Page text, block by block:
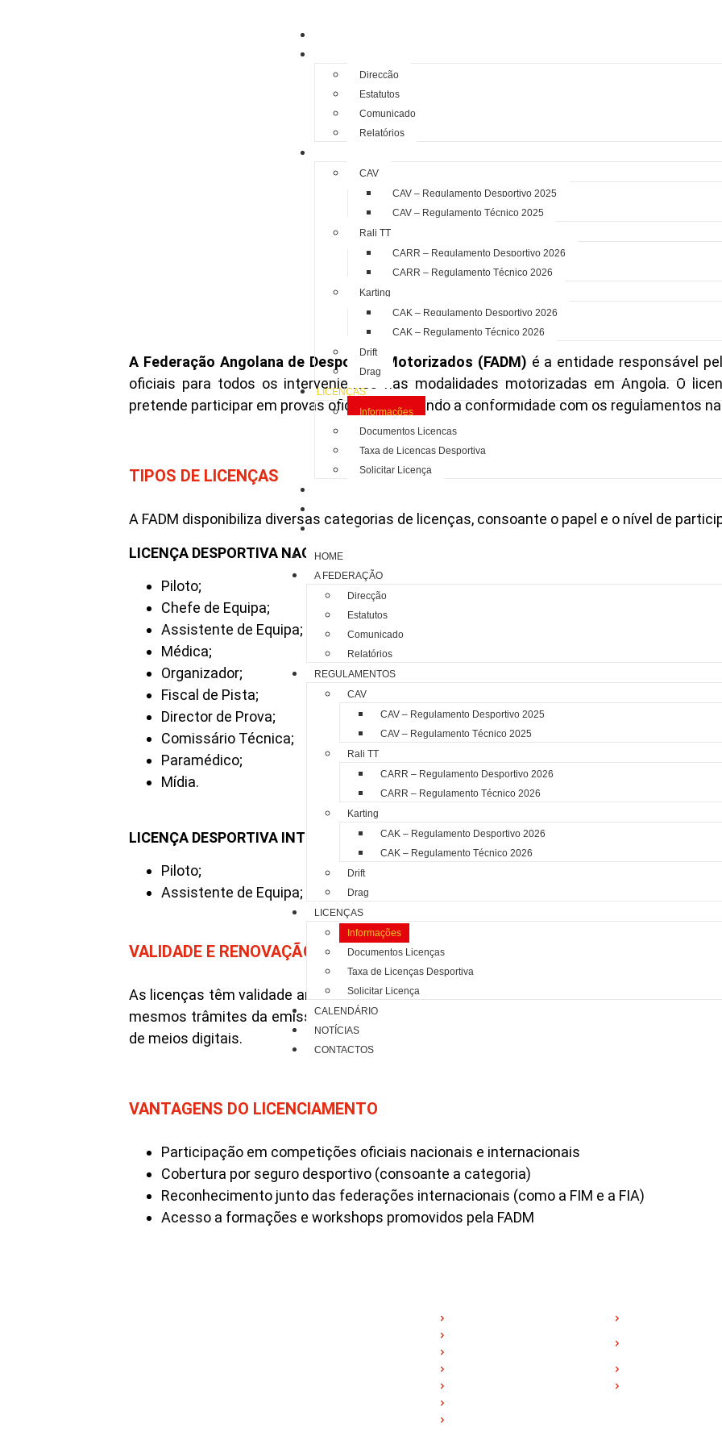
Direcção
Estatutos
Comunicado
Relatórios
CAV
CAV – Regulamento Desportivo 2025
CAV – Regulamento Técnico 2025
Rali TT
CARR – Regulamento Desportivo 2026
CARR – Regulamento Técnico 2026
Karting
CAK – Regulamento Desportivo 2026
CAK – Regulamento Técnico 2026
Drift
Drag
LICENÇAS
Informações
Documentos Licenças
Taxa de Licenças Desportiva
Solicitar Licença
CONTACTOS
HOME
A FEDERAÇÃO
Direcção
Estatutos
Comunicado
Relatórios
REGULAMENTOS
CAV
CAV – Regulamento Desportivo 2025
CAV – Regulamento Técnico 2025
Rali TT
CARR – Regulamento Desportivo 2026
CARR – Regulamento Técnico 2026
Karting
CAK – Regulamento Desportivo 2026
CAK – Regulamento Técnico 2026
Drift
Drag
LICENÇAS
Informações
Documentos Licenças
Taxa de Licenças Desportiva
Solicitar Licença
CALENDÁRIO
NOTÍCIAS
CONTACTOS
INFORMAÇÕES LICENÇAS
A Federação Angolana de Desportos Motorizados (FADM) é a entidade responsável
oficiais para todos os intervenientes nas modalidades motorizadas em Angola. O
pretende participar em provas oficiais, garantindo a conformidade com os regulamentos
TIPOS DE LICENÇAS
A FADM disponibiliza diversas categorias de licenças, consoante o papel e o nível de
LICENÇA DESPORTIVA NACIONAL:
Piloto;
Chefe de Equipa;
Assistente de Equipa;
Médica;
Organizador;
Fiscal de Pista;
Director de Prova;
Comissário Técnica;
Paramédico;
Mídia.
LICENÇA DESPORTIVA INTERNACIONAL:
Piloto;
Assistente de Equipa;
VALIDADE E RENOVAÇÃO
As licenças têm validade anual e devem ser renovadas no início de cada época
mesmos trâmites da emissão inicial, podendo ser realizado presencialmente na sede da
de meios digitais.
VANTAGENS DO LICENCIAMENTO
Participação em competições oficiais nacionais e internacionais
Cobertura por seguro desportivo (consoante a categoria)
Reconhecimento junto das federações internacionais (como a FIM e a FIA)
Acesso a formações e workshops promovidos pela FADM